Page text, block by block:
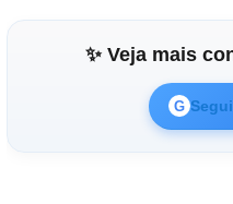
✨ Veja mais
G